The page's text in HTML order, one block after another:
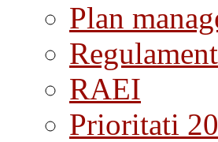
Plan
RAEI
Prioritati